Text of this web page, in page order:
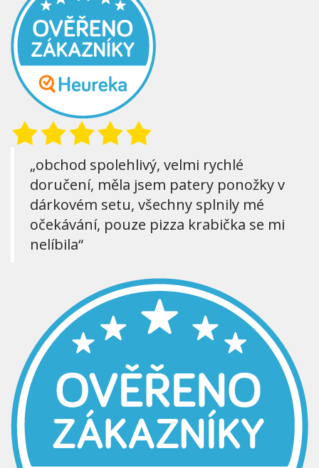
„obchod spolehlivý, velmi rychlé
doručení, měla jsem patery ponožky v
dárkovém setu, všechny splnily mé
očekávání, pouze pizza krabička se mi
nelíbila“